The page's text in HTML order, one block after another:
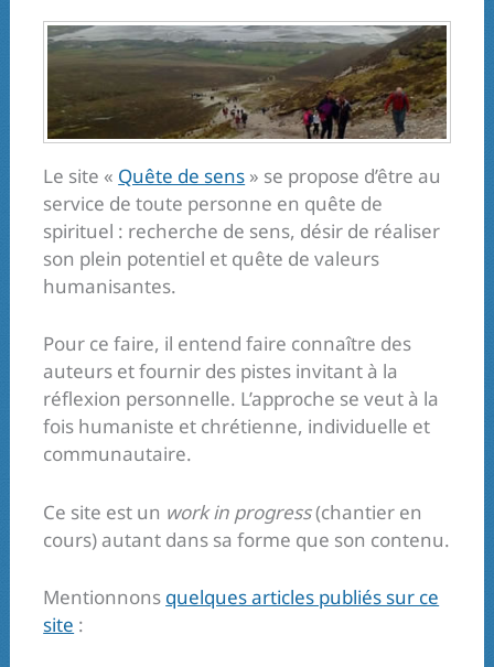
Le site « Quête de sens » se propose d’être au
service de toute personne en quête de
spirituel : recherche de sens, désir de réaliser
son plein potentiel et quête de valeurs
humanisantes.
Pour ce faire, il entend faire connaître des
auteurs et fournir des pistes invitant à la
réflexion personnelle. L’approche se veut à la
fois humaniste et chrétienne, individuelle et
communautaire.
Ce site est un work in progress(chantier en
cours) autant dans sa forme que son contenu.
Mentionnons quelques articles publiés sur ce
site :